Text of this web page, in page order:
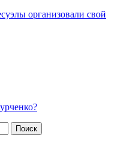
организовали свой